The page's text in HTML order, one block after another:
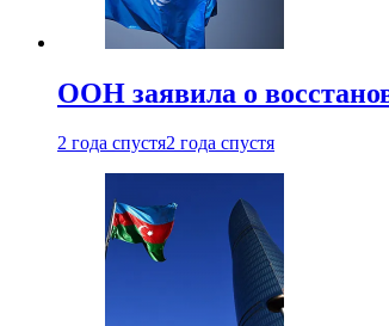
ООН заявила о
2 года спустя2 года спустя